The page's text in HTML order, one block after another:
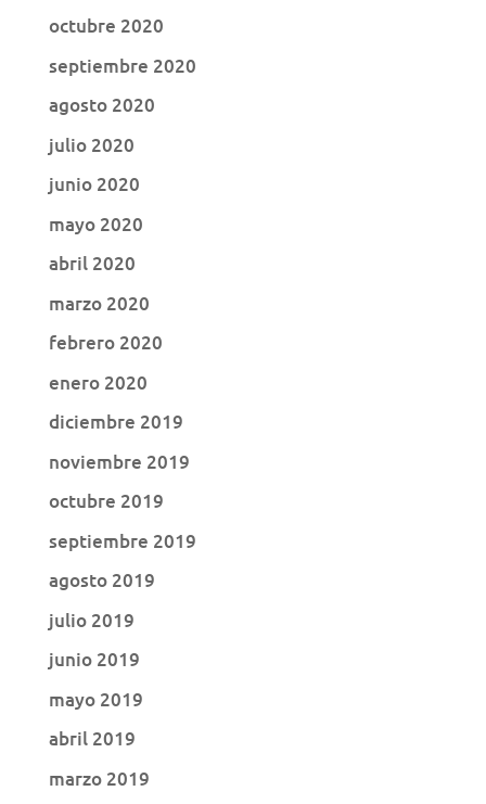
octubre 2020
septiembre 2020
agosto 2020
julio 2020
junio 2020
mayo 2020
abril 2020
marzo 2020
febrero 2020
enero 2020
diciembre 2019
noviembre 2019
octubre 2019
septiembre 2019
agosto 2019
julio 2019
junio 2019
mayo 2019
abril 2019
marzo 2019